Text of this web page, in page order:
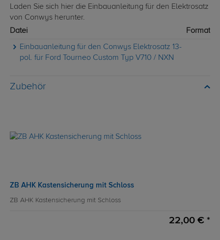
Laden Sie sich hier die Einbauanleitung für den Elektrosatz
von Conwys herunter.
Datei
Format
Einbauanleitung für den Conwys Elektrosatz 13-
pol. für Ford Tourneo Custom Typ V710 / NXN
Zubehör
ZB AHK Kastensicherung mit Schloss
ZB AHK Kastensicherung mit Schloss
22,00 € *